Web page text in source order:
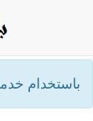
باستخدام